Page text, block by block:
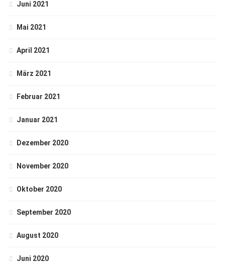
Juni 2021
Mai 2021
April 2021
März 2021
Februar 2021
Januar 2021
Dezember 2020
November 2020
Oktober 2020
September 2020
August 2020
Juni 2020